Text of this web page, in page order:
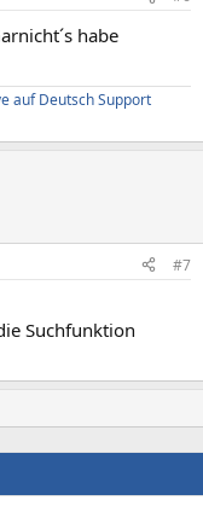
habe
auf Deutsch Support
#7
Suchfunktion